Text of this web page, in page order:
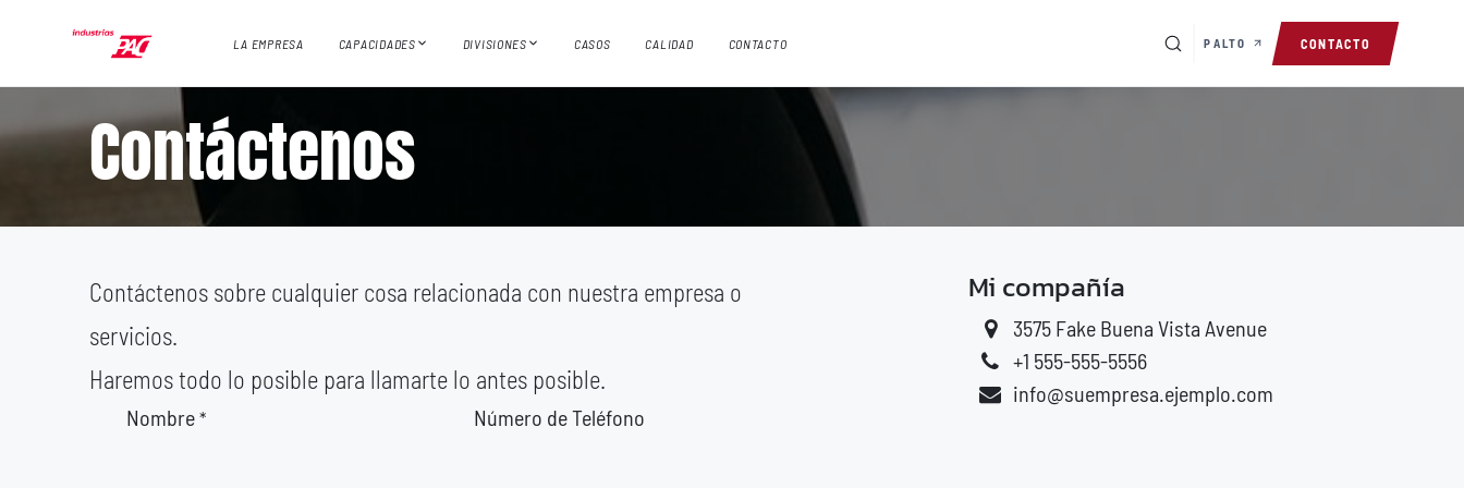
LA EMPRESA CAPACIDADES DIVISIONES CASOS CALIDAD CONTACTO PALTO CONTACTO
Contáctenos
Contáctenos sobre cualquier cosa relacionada con nuestra empresa o
servicios.
Haremos todo lo posible para llamarte lo antes posible.
Nombre * Número de Teléfono
Mi compañía
3575 Fake Buena Vista Avenue
+1 555-555-5556
info@suempresa.ejemplo.com